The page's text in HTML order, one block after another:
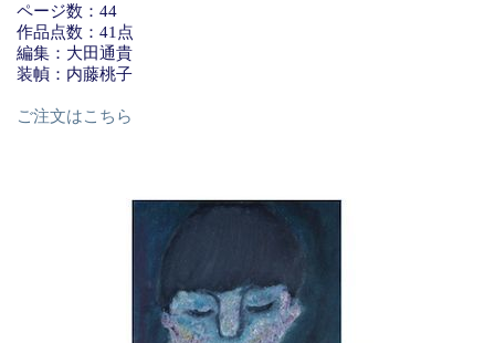
ページ数：44
作品点数：41点
編集：大田通貴
装幀：内藤桃子
ご注文はこちら